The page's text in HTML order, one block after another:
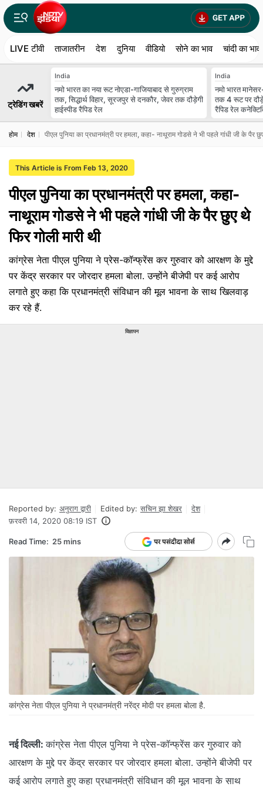
LIVE टीवी ताजातरीन देश दुनिया वीडियो सोने का भाव चांदी का भाव
ट्रेडिंग खबरें
India
नमो भारत का नया रूट नोएडा-गाजियाबाद से गुरुग्राम
तक, सिद्धार्थ विहार, सूरजपुर से दनकौर, जेवर तक दौड़ेगी
हाईस्पीड रैपिड रेल
India
नमो भारत
तक 4 रूट पर
रैपिड रेल
होम देश पीएल पुनिया का प्रधानमंत्री पर हमला, कहा- नाथूराम गोडसे ने भी पहले गांधी जी के पैर
This Article is From Feb 13, 2020
पीएल पुनिया का प्रधानमंत्री पर हमला, कहा-
नाथूराम गोडसे ने भी पहले गांधी जी के पैर छुए थे
फिर गोली मारी थी
कांग्रेस नेता पीएल पुनिया ने प्रेस-कॉन्फ्रेंस कर गुरुवार को आरक्षण के मुद्दे
पर केंद्र सरकार पर जोरदार हमला बोला. उन्होंने बीजेपी पर कई आरोप
लगाते हुए कहा कि प्रधानमंत्री संविधान की मूल भावना के साथ खिलवाड़
कर रहे हैं.
विज्ञापन
Reported by: अनुराग द्वारी Edited by: सचिन झा शेखर
देश
फ़रवरी 14, 2020 08:19 IST
Read Time: 25 mins
कांग्रेस नेता पीएल पुनिया ने प्रधानमंत्री नरेंद्र मोदी पर हमला बोला है.
नई दिल्ली: कांग्रेस नेता पीएल पुनिया ने प्रेस-कॉन्फ्रेंस कर गुरुवार को
आरक्षण के मुद्दे पर केंद्र सरकार पर जोरदार हमला बोला. उन्होंने बीजेपी पर
कई आरोप लगाते हुए कहा प्रधानमंत्री संविधान की मूल भावना के साथ